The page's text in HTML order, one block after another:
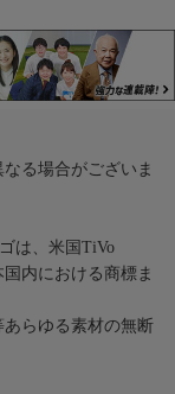
る場合がございま
は、米国TiVo
内における商標ま
らゆる素材の無断